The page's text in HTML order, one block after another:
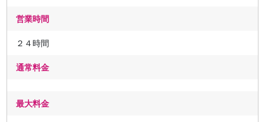
営業時間
２４時間
通常料金
最大料金